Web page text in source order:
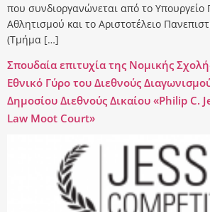
που συνδιοργανώνεται από το Υπουργείο
Αθλητισμού και το Αριστοτέλειο
(Τμήμα […]
Σπουδαία επιτυχία της Νομικής
Εθνικό Γύρο του Διεθνούς
Δημοσίου Διεθνούς Δικαίου «Philip C.
Law Moot Court»